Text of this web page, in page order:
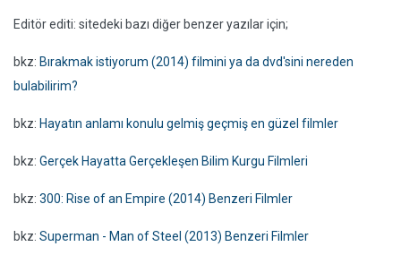
Editör editi: sitedeki bazı diğer benzer yazılar için;
bkz: Bırakmak istiyorum (2014) filmini ya da dvd'sini nereden
bulabilirim?
bkz: Hayatın anlamı konulu gelmiş geçmiş en güzel filmler
bkz: Gerçek Hayatta Gerçekleşen Bilim Kurgu Filmleri
bkz: 300: Rise of an Empire (2014) Benzeri Filmler
bkz: Superman - Man of Steel (2013) Benzeri Filmler